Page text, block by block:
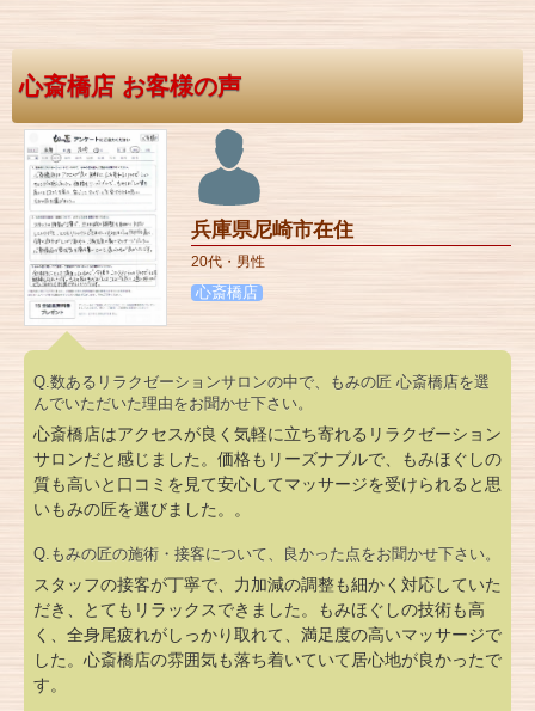
心斎橋店 お客様の声
兵庫県尼崎市在住
20代・男性
心斎橋店
Q.数あるリラクゼーションサロンの中で、もみの匠 心斎橋店を選
んでいただいた理由をお聞かせ下さい。
心斎橋店はアクセスが良く気軽に立ち寄れるリラクゼーション
サロンだと感じました。価格もリーズナブルで、もみほぐしの
質も高いと口コミを見て安心してマッサージを受けられると思
いもみの匠を選びました。。
Q.もみの匠の施術・接客について、良かった点をお聞かせ下さい。
スタッフの接客が丁寧で、力加減の調整も細かく対応していた
だき、とてもリラックスできました。もみほぐしの技術も高
く、全身尾疲れがしっかり取れて、満足度の高いマッサージで
した。心斎橋店の雰囲気も落ち着いていて居心地が良かったで
す。